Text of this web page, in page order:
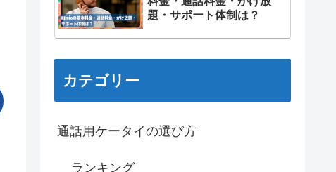
題・サポート体制は？
カテゴリー
通話用ケータイの選び方
ランキング